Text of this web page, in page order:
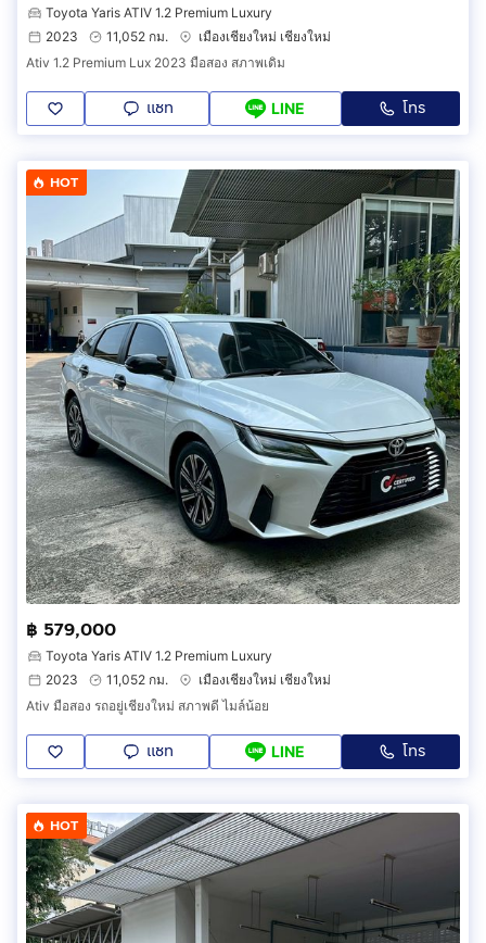
Toyota Yaris ATIV 1.2 Premium Luxury
2023
11,052 กม.
เมืองเชียงใหม่ เชียงใหม่
Ativ 1.2 Premium Lux 2023 มือสอง สภาพเดิม
แชท LINE โทร
HOT
฿ 579,000
Toyota Yaris ATIV 1.2 Premium Luxury
2023
11,052 กม.
เมืองเชียงใหม่ เชียงใหม่
Ativ มือสอง รถอยู่เชียงใหม่ สภาพดี ไมล์น้อย
แชท LINE โทร
HOT